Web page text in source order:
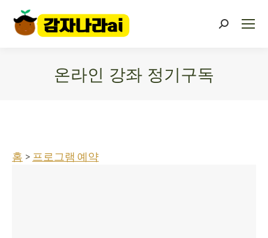
온라인 강좌 정기구독
홈 > 프로그램 예약